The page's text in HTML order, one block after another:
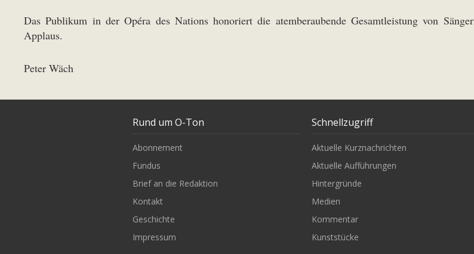
Das Publikum in der Opéra des Nations honoriert die atemberaubende Gesamtleistung von
Applaus.
Peter Wäch
Rund um O-Ton
Abonnement
Fundus
Brief an die Redaktion
Kontakt
Geschichte
Impressum
Schnellzugriff
Aktuelle Kurznachrichten
Aktuelle Aufführungen
Hintergründe
Medien
Kommentar
Kunststücke